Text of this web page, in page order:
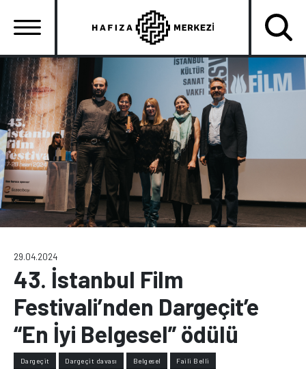
atla
Ana
gezinti
menüsü
29.04.2024
43. İstanbul Film
Festivali’nden Dargeçit’e
“En İyi Belgesel” ödülü
Dargeçit Dargeçit davası Belgesel Faili Belli